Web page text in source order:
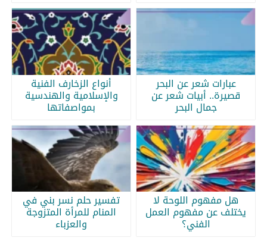
عبارات شعر عن البحر
قصيرة.. أبيات شعر عن
جمال البحر
أنواع الزخارف الفنية
والإسلامية والهندسية
بمواصفاتها
هل مفهوم اللوحة لا
يختلف عن مفهوم العمل
الفني؟
تفسير حلم نسر بني في
المنام للمرأة المتزوجة
والعزباء